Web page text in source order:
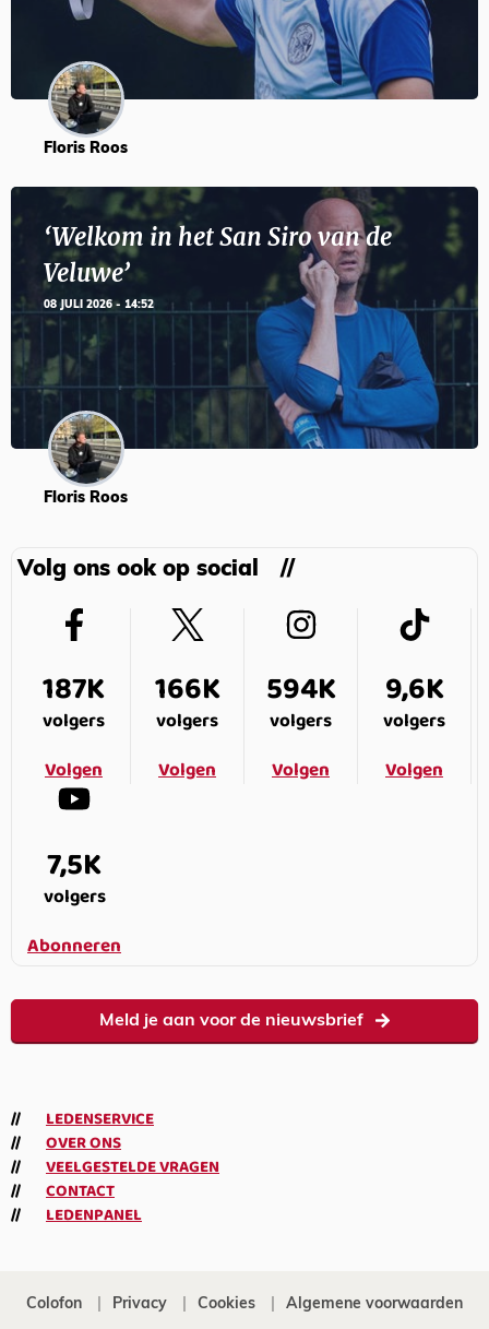
Floris Roos
‘Welkom in het San Siro van de
Veluwe’
08 JULI 2026 - 14:52
Floris Roos
Volg ons ook op social
187K
volgers
Volgen
166K
volgers
Volgen
594K
volgers
Volgen
9,6K
volgers
Volgen
7,5K
volgers
Abonneren
Meld je aan voor de nieuwsbrief
LEDENSERVICE
OVER ONS
VEELGESTELDE VRAGEN
CONTACT
LEDENPANEL
Colofon Privacy Cookies Algemene voorwaarden